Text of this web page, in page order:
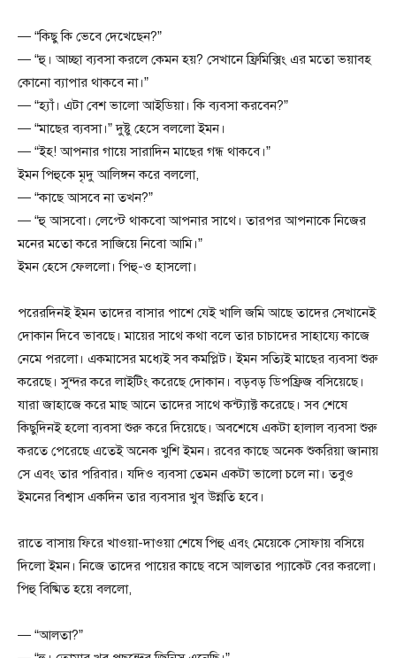
— “কিছু কি ভেবে দেখেছেন?”
— “হু। আচ্ছা ব্যবসা করলে কেমন হয়? সেখানে ফ্রিমিক্সিং এর মতো ভয়াবহ
কোনো ব্যাপার থাকবে না।”
— “হ্যাঁ। এটা বেশ ভালো আইডিয়া। কি ব্যবসা করবেন?”
— “মাছের ব্যবসা।” দুষ্টু হেসে বললো ইমন।
— “ইহ! আপনার গায়ে সারাদিন মাছের গন্ধ থাকবে।”
ইমন পিহুকে মৃদু আলিঙ্গন করে বললো,
— “কাছে আসবে না তখন?”
— “হু আসবো। লেপ্টে থাকবো আপনার সাথে। তারপর আপনাকে নিজের
মনের মতো করে সাজিয়ে নিবো আমি।”
ইমন হেসে ফেললো। পিহু-ও হাসলো।
পরেরদিনই ইমন তাদের বাসার পাশে যেই খালি জমি আছে তাদের সেখানেই
দোকান দিবে ভাবছে। মায়ের সাথে কথা বলে তার চাচাদের সাহায্যে কাজে
নেমে পরলো। একমাসের মধ্যেই সব কমপ্লিট। ইমন সত্যিই মাছের ব্যবসা শুরু
করেছে। সুন্দর করে লাইটিং করেছে দোকান। বড়বড় ডিপফ্রিজ বসিয়েছে।
যারা জাহাজে করে মাছ আনে তাদের সাথে কন্ট্যাক্ট করেছে। সব শেষে
কিছুদিনই হলো ব্যবসা শুরু করে দিয়েছে। অবশেষে একটা হালাল ব্যবসা শুরু
করতে পেরেছে এতেই অনেক খুশি ইমন। রবের কাছে অনেক শুকরিয়া জানায়
সে এবং তার পরিবার। যদিও ব্যবসা তেমন একটা ভালো চলে না। তবুও
ইমনের বিশ্বাস একদিন তার ব্যবসার খুব উন্নতি হবে।
রাতে বাসায় ফিরে খাওয়া-দাওয়া শেষে পিহু এবং মেয়েকে সোফায় বসিয়ে
দিলো ইমন। নিজে তাদের পায়ের কাছে বসে আলতার প্যাকেট বের করলো।
পিহু বিষ্মিত হয়ে বললো,
— “আলতা?”